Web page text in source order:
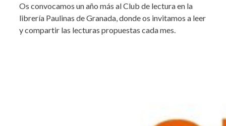
Os convocamos un año más al Club de lectura en la
librería Paulinas de Granada, donde os invitamos a leer
y compartir las lecturas propuestas cada mes.